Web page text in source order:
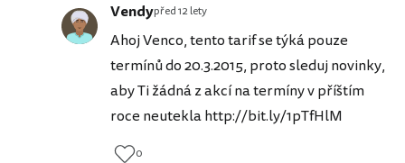
Vendypřed 12 lety
Ahoj Venco, tento tarif se týká pouze
termínů do 20.3.2015, proto sleduj novinky,
aby Ti žádná z akcí na termíny v příštím
roce neutekla http://bit.ly/1pTfHlM
0